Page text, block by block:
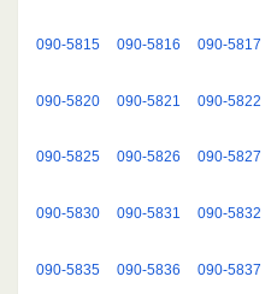
090-5815 090-5816 090-5817
090-5820 090-5821 090-5822
090-5825 090-5826 090-5827
090-5830 090-5831 090-5832
090-5835 090-5836 090-5837